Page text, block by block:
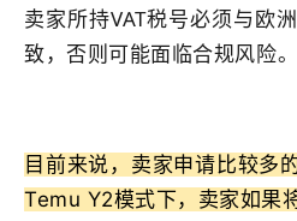
卖家所持VAT税号必须与欧
致，否则可能面临合规风险。
目前来说，卖家申请比较多
Temu Y2模式下，卖家如果